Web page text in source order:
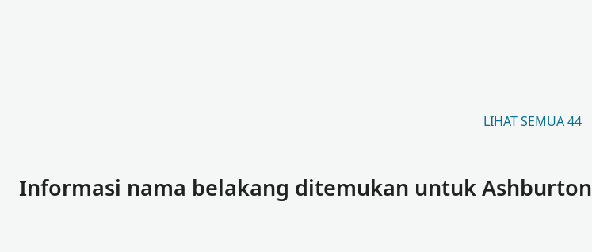
LIHAT SEMUA 44
Informasi nama belakang ditemukan untuk Ashburton